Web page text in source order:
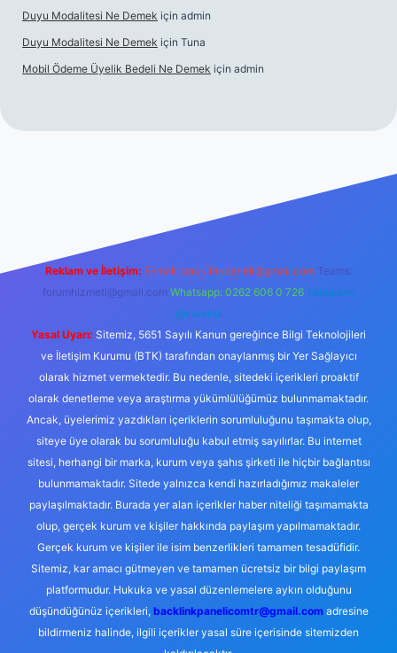
Duyu Modalitesi Ne Demek için admin
Duyu Modalitesi Ne Demek için Tuna
Mobil Ödeme Üyelik Bedeli Ne Demek için admin
Reklam ve İletişim: E-mail: backlinkpaneli@gmail.com Teams:
forumhizmeti@gmail.com Whatsapp: 0262 606 0 726 Telegram:
@karabul
Yasal Uyarı: Sitemiz, 5651 Sayılı Kanun gereğince Bilgi Teknolojileri
ve İletişim Kurumu (BTK) tarafından onaylanmış bir Yer Sağlayıcı
olarak hizmet vermektedir. Bu nedenle, sitedeki içerikleri proaktif
olarak denetleme veya araştırma yükümlülüğümüz bulunmamaktadır.
Ancak, üyelerimiz yazdıkları içeriklerin sorumluluğunu taşımakta olup,
siteye üye olarak bu sorumluluğu kabul etmiş sayılırlar. Bu internet
sitesi, herhangi bir marka, kurum veya şahıs şirketi ile hiçbir bağlantısı
bulunmamaktadır. Sitede yalnızca kendi hazırladığımız makaleler
paylaşılmaktadır. Burada yer alan içerikler haber niteliği taşımamakta
olup, gerçek kurum ve kişiler hakkında paylaşım yapılmamaktadır.
Gerçek kurum ve kişiler ile isim benzerlikleri tamamen tesadüfidir.
Sitemiz, kar amacı gütmeyen ve tamamen ücretsiz bir bilgi paylaşım
platformudur. Hukuka ve yasal düzenlemelere aykırı olduğunu
düşündüğünüz içerikleri, backlinkpanelicomtr@gmail.comadresine
bildirmeniz halinde, ilgili içerikler yasal süre içerisinde sitemizden